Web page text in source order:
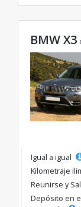
BMW X3
Igual a igual
Kilometraje
Reunirse y
Depósito en